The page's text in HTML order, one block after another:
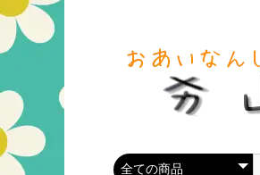
商品カテゴリを選択